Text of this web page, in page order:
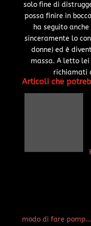
solo fine di
possa finire in
ha seguito
sinceramente lo
donne) ed è
massa. A letto lei
richiamati
Articoli che
modo di fare